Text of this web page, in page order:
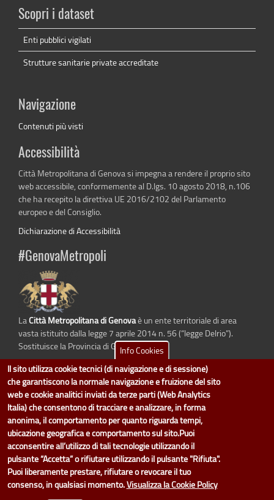
Scopri i dataset
Enti pubblici vigilati
Strutture sanitarie private accreditate
Navigazione
Contenuti più visti
Accessibilità
Città Metropolitana di Genova si impegna a rendere il proprio sito
web accessibile, conformemente al D.lgs. 10 agosto 2018, n.106
che ha recepito la direttiva UE 2016/2102 del Parlamento
europeo e del Consiglio.
Dichiarazione di Accessibilità
#GenovaMetropoli
LaCittà Metropolitana di Genovaè un ente territoriale di area
vasta istituito dalla legge 7 aprile 2014 n. 56 (“legge Delrio”).
Sostituisce la Provincia di Genova.
dati.cittametropolitana.genova.itè il progetto "Open Data" della
Metropolitana di Genova.
Il design e la gestione sono a cura del Servizio Sistemi Informativi. Ogni
Direzione è responsabile per la parte di "dati" e "dataset".
accedi (area riservata)|contatti|privacy|Statistiche
Info Cookies
Il sito utilizza cookie tecnici (di navigazione e di sessione)
che garantiscono la normale navigazione e fruizione del sito
web e cookie analitici inviati da terze parti (Web Analytics
Italia) che consentono di tracciare e analizzare, in forma
anonima, il comportamento per quanto riguarda tempi,
ubicazione geografica e comportamento sul sito.Puoi
acconsentire all’utilizzo di tali tecnologie utilizzando il
pulsante “Accetta” o rifiutare utilizzando il pulsante "Rifiuta".
Puoi liberamente prestare, rifiutare o revocare il tuo
consenso, in qualsiasi momento.Visualizza la Cookie Policy